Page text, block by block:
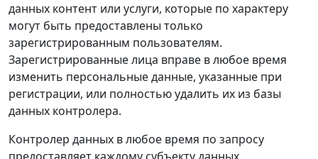
данных контент или услуги, которые по характеру
могут быть предоставлены только
зарегистрированным пользователям.
Зарегистрированные лица вправе в любое время
изменить персональные данные, указанные при
регистрации, или полностью удалить их из базы
данных контролера.
Контролер данных в любое время по запросу